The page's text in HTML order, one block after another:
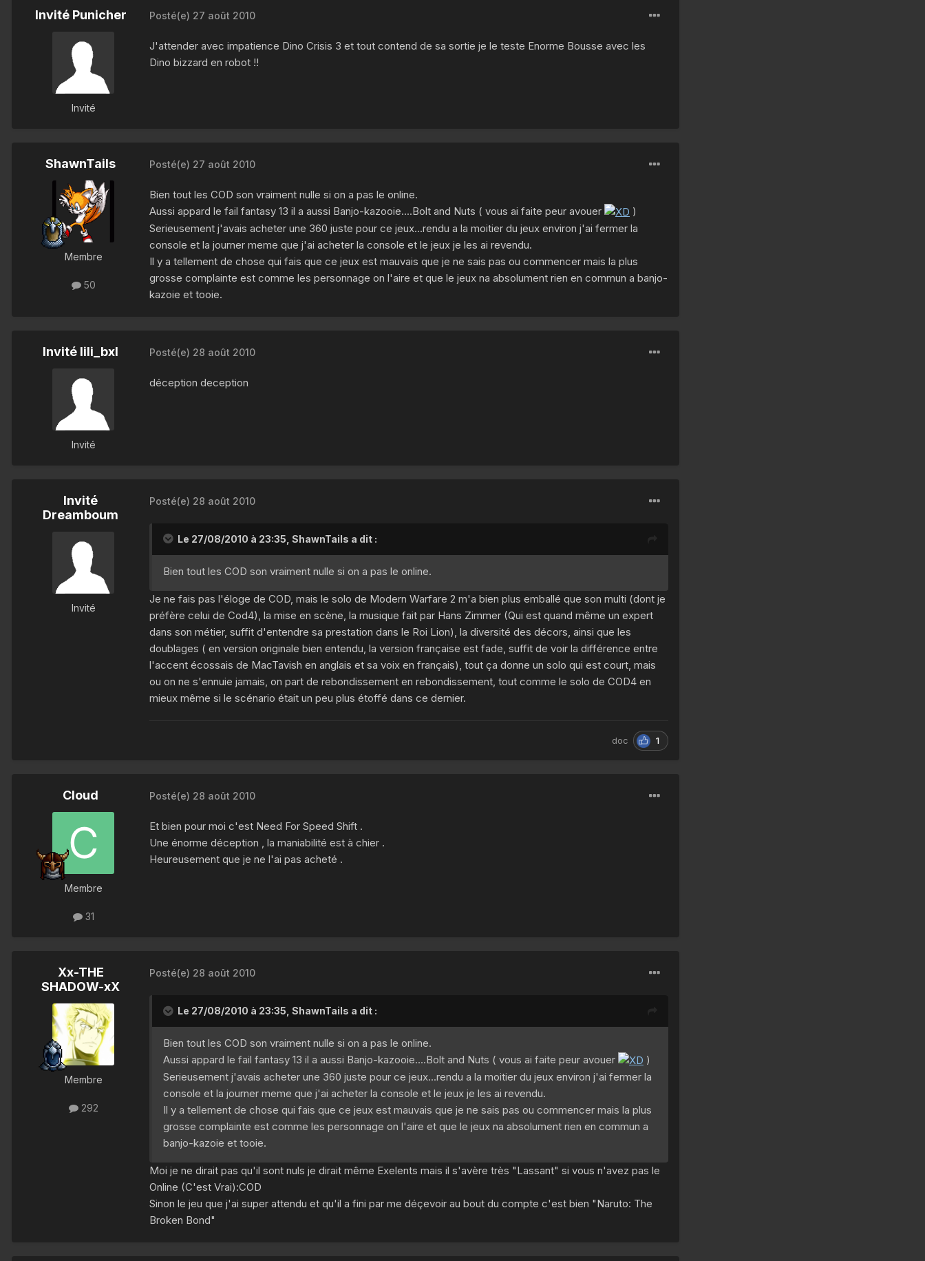
Invité Punicher
Invité
Posté(e) 27 août 2010
J'attender avec impatience Dino Crisis 3 et tout contend de sa sortie je le teste Enorme Bousse avec les
Dino bizzard en robot !!
ShawnTails
Membre
50
Posté(e) 27 août 2010
Bien tout les COD son vraiment nulle si on a pas le online.
Aussi appard le fail fantasy 13 il a aussi Banjo-kazooie....Bolt and Nuts ( vous ai faite peur avouer
)
Serieusement j'avais acheter une 360 juste pour ce jeux...rendu a la moitier du jeux environ j'ai fermer la
console et la journer meme que j'ai acheter la console et le jeux je les ai revendu.
Il y a tellement de chose qui fais que ce jeux est mauvais que je ne sais pas ou commencer mais la plus
grosse complainte est comme les personnage on l'aire et que le jeux na absolument rien en commun a banjo-
kazoie et tooie.
Invité lili_bxl
Invité
Posté(e) 28 août 2010
déception deception
Invité
Dreamboum
Invité
Posté(e) 28 août 2010
Le 27/08/2010 à 23:35, ShawnTails a dit :
Bien tout les COD son vraiment nulle si on a pas le online.
Je ne fais pas l'éloge de COD, mais le solo de Modern Warfare 2 m'a bien plus emballé que son multi (dont je
préfère celui de Cod4), la mise en scène, la musique fait par Hans Zimmer (Qui est quand même un expert
dans son métier, suffit d'entendre sa prestation dans le Roi Lion), la diversité des décors, ainsi que les
doublages ( en version originale bien entendu, la version française est fade, suffit de voir la différence entre
l'accent écossais de MacTavish en anglais et sa voix en français), tout ça donne un solo qui est court, mais
ou on ne s'ennuie jamais, on part de rebondissement en rebondissement, tout comme le solo de COD4 en
mieux même si le scénario était un peu plus étoffé dans ce dernier.
doc 1
Cloud
Membre
31
Posté(e) 28 août 2010
Et bien pour moi c'est Need For Speed Shift .
Une énorme déception , la maniabilité est à chier .
Heureusement que je ne l'ai pas acheté .
Xx-THE
SHADOW-xX
Membre
292
Posté(e) 28 août 2010
Le 27/08/2010 à 23:35, ShawnTails a dit :
Bien tout les COD son vraiment nulle si on a pas le online.
Aussi appard le fail fantasy 13 il a aussi Banjo-kazooie....Bolt and Nuts ( vous ai faite peur avouer
)
Serieusement j'avais acheter une 360 juste pour ce jeux...rendu a la moitier du jeux environ j'ai fermer la
console et la journer meme que j'ai acheter la console et le jeux je les ai revendu.
Il y a tellement de chose qui fais que ce jeux est mauvais que je ne sais pas ou commencer mais la plus
grosse complainte est comme les personnage on l'aire et que le jeux na absolument rien en commun a
banjo-kazoie et tooie.
Moi je ne dirait pas qu'il sont nuls je dirait même Exelents mais il s'avère très "Lassant" si vous n'avez pas le
Online (C'est Vrai):COD
Sinon le jeu que j'ai super attendu et qu'il a fini par me déçevoir au bout du compte c'est bien "Naruto: The
Broken Bond"